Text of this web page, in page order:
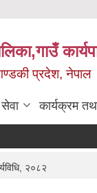
प्रदेश, नेपाल
कार्यक्रम
२०८२